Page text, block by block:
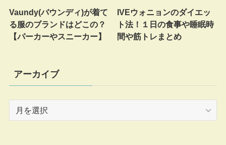
Vaundy(バウンディ)が着て
る服のブランドはどこの？
【パーカーやスニーカー】
IVEウォニョンのダイエッ
ト法！１日の食事や睡眠時
間や筋トレまとめ
アーカイブ